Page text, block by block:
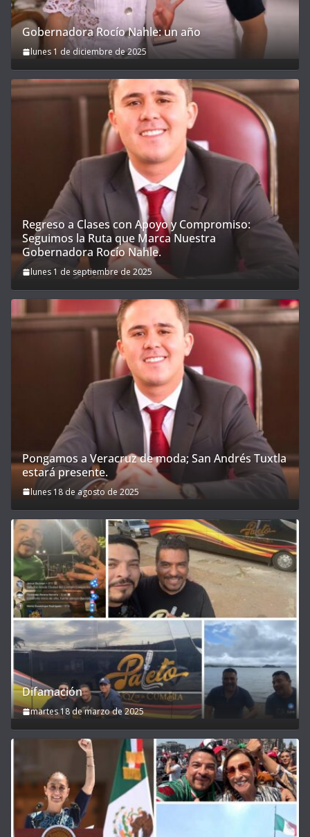
Gobernadora Rocío Nahle: un año
lunes 1 de diciembre de 2025
Regreso a Clases con Apoyo y Compromiso:
Seguimos la Ruta que Marca Nuestra
Gobernadora Rocío Nahle.
lunes 1 de septiembre de 2025
Pongamos a Veracruz de moda; San Andrés Tuxtla
estará presente.
lunes 18 de agosto de 2025
Difamación
martes 18 de marzo de 2025